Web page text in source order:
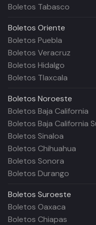
Boletos Tabasco
Boletos Oriente
Boletos Puebla
Boletos Veracruz
Boletos Hidalgo
Boletos Tlaxcala
Boletos Noroeste
Boletos Baja California
Boletos Baja California
Boletos Sinaloa
Boletos Chihuahua
Boletos Sonora
Boletos Durango
Boletos Suroeste
Boletos Oaxaca
Boletos Chiapas